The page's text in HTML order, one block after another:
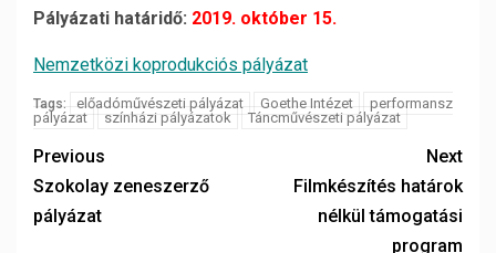
Pályázati határidő: 2019. október 15.
Nemzetközi koprodukciós pályázat
Tags: előadóművészeti pályázat Goethe Intézet
performansz
pályázat
színházi pályázatok Táncművészeti pályázat
Previous
Szokolay zeneszerző
pályázat
Next
Filmkészítés határok
nélkül támogatási
program